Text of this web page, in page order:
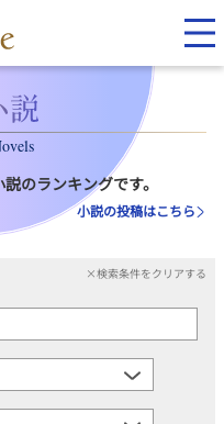
のランキングです。
小説の投稿はこちら
×検索条件をクリアする